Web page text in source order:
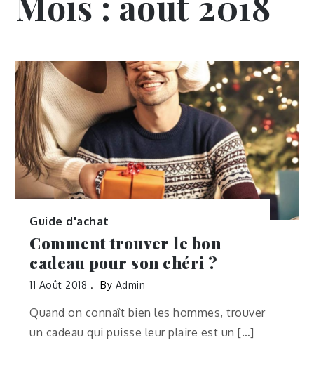
Guide d'achat
Comment trouver le bon
cadeau pour son chéri ?
11 Août 2018 By Admin
Quand on connaît bien les hommes, trouver
un cadeau qui puisse leur plaire est un […]